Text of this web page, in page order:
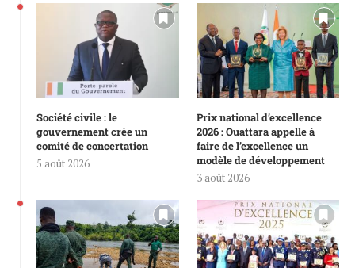
Société civile : le
gouvernement crée un
comité de concertation
5 août 2026
Prix national d’excellence
2026 : Ouattara appelle à
faire de l’excellence un
modèle de développement
3 août 2026